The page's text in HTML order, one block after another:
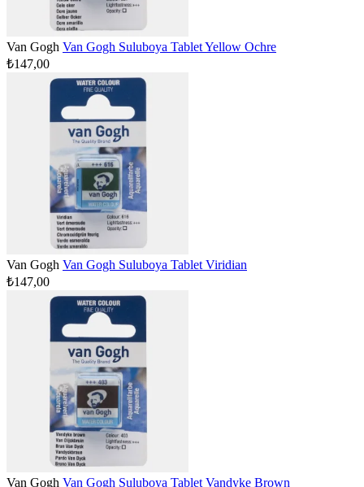
Van Gogh Van Gogh Suluboya Tablet Yellow Ochre
₺147,00
Van Gogh Van Gogh Suluboya Tablet Viridian
₺147,00
Van Gogh Van Gogh Suluboya Tablet Vandyke Brown